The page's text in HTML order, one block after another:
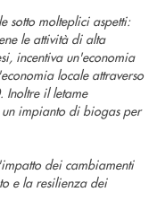
sotto molteplici aspetti:
le attività di alta
incentiva un'economia
locale attraverso
Inoltre il letame
impianto di biogas per
dei cambiamenti
e la resilienza dei